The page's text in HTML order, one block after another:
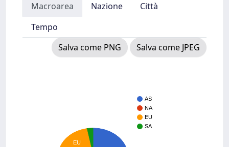
Macroarea Nazione
Città
Tempo
Salva come PNG
Salva come JPEG
AS
NA
EU
SA
EU